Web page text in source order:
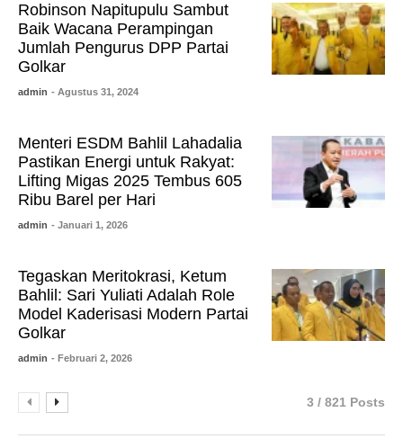
Robinson Napitupulu Sambut
Baik Wacana Perampingan
Jumlah Pengurus DPP Partai
Golkar
admin - Agustus 31, 2024
Menteri ESDM Bahlil Lahadalia
Pastikan Energi untuk Rakyat:
Lifting Migas 2025 Tembus 605
Ribu Barel per Hari
admin - Januari 1, 2026
Tegaskan Meritokrasi, Ketum
Bahlil: Sari Yuliati Adalah Role
Model Kaderisasi Modern Partai
Golkar
admin - Februari 2, 2026
3 / 821 Posts